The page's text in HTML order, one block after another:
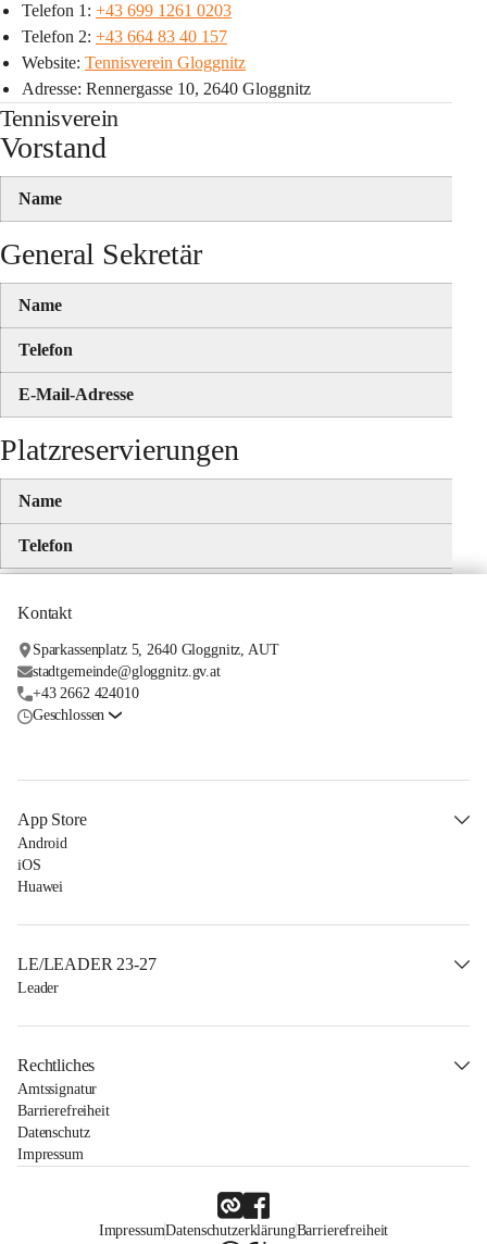
Telefon 1: +43 699 1261 0203
Telefon 2: +43 664 83 40 157
Website: Tennisverein Gloggnitz
Adresse: Rennergasse 10, 2640 Gloggnitz
Tennisverein
Vorstand
Name
General Sekretär
Name
Telefon
E-Mail-Adresse
Platzreservierungen
Name
Telefon
Kontakt
Sparkassenplatz 5, 2640 Gloggnitz, AUT
stadtgemeinde@gloggnitz.gv.at
+43 2662 424010
Geschlossen
App Store
Android
iOS
Huawei
LE/LEADER 23-27
Leader
Rechtliches
Amtssignatur
Barrierefreiheit
Datenschutz
Impressum
ImpressumDatenschutzerklärungBarrierefreiheit